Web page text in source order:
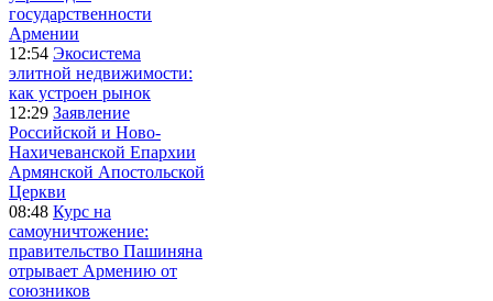
государственности
Армении
12:54 Экосистема
элитной недвижимости:
как устроен рынок
12:29 Заявление
Российской и Ново-
Нахичеванской Епархии
Армянской Апостольской
Церкви
08:48 Курс на
самоуничтожение:
правительство Пашиняна
отрывает Армению от
союзников